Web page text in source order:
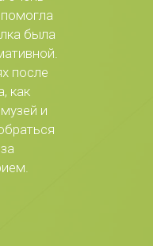
была
после
как
и